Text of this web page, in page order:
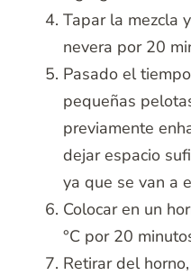
Tapar la mezcla
nevera por 20
Pasado el
pequeñas
previamente
dejar espacio
ya que se van a
Colocar en un
°C por 20
Retirar del